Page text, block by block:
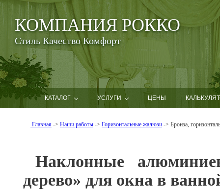
КОМПАНИЯ РОККО
Стиль Качество Комфорт
КАТАЛОГ УСЛУГИ ЦЕНЫ
Главная -> Наши работы -> Горизонтальные жалюзи -> Бронза,
Наклонные
дерево» для окна в